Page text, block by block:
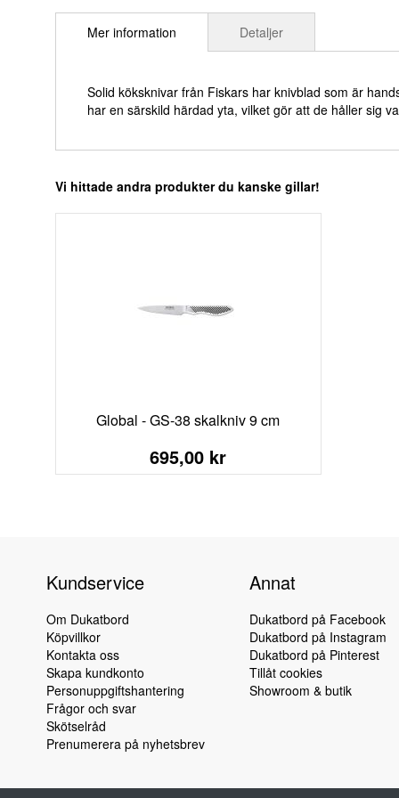
till
börjanMer information
Solid köksknivar från Fiskars har knivblad som är
har en särskild härdad yta, vilket gör att de håller sig
Detaljer
Vi hittade andra produkter du kanske gillar!
Global - GS-38 skalkniv 9 cm
695,00 kr
Kundservice
Om Dukatbord
Köpvillkor
Kontakta oss
Skapa kundkonto
Personuppgiftshantering
Frågor och svar
Skötselråd
Prenumerera på nyhetsbrev
Annat
Dukatbord på Facebook
Dukatbord på Instagram
Dukatbord på Pinterest
Tillåt cookies
Showroom & butik